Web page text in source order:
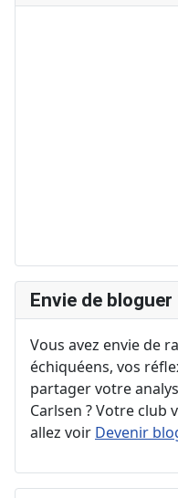
Envie de bloguer
Vous avez envie de
échiquéens, vos
partager votre
Carlsen ? Votre club
allez voir Devenir